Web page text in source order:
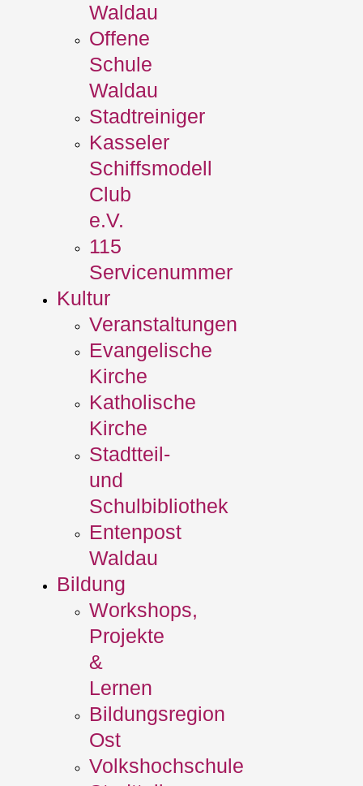
Waldau
Offene
Schule
Waldau
Stadtreiniger
Kasseler
Schiffsmodell
Club
e.V.
115
Servicenummer
Kultur
Veranstaltungen
Evangelische
Kirche
Katholische
Kirche
Stadtteil-
und
Schulbibliothek
Entenpost
Waldau
Bildung
Workshops,
Projekte
&
Lernen
Bildungsregion
Ost
Volkshochschule